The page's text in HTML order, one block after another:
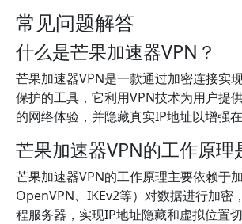
常见问题解答
什么是芒果加速器VPN？
芒果加速器VPN是一款通过加密连接实
保护的工具，它利用VPN技术为用户提
的网络体验，并隐藏真实IP地址以增强在
芒果加速器VPN的工作原理
芒果加速器VPN的工作原理主要依赖于
OpenVPN、IKEv2等）对数据进行加密
程服务器，实现IP地址隐藏和虚拟位置